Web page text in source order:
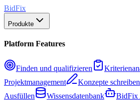
BidFix
Produkte
Platform Features
Finden und qualifizieren
Projektmanagement
Konzepte schreiben
Ausfüllen
Wissensdatenbank BidFix